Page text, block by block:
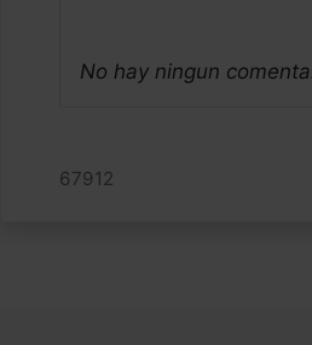
No hay ningun
67912